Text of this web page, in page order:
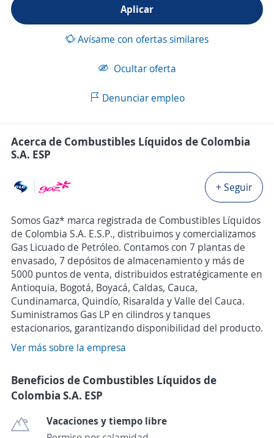
Aplicar
Avísame con ofertas similares
Ocultar oferta
Denunciar empleo
Acerca de Combustibles Líquidos de Colombia
S.A. ESP
+ Seguir
Somos Gaz* marca registrada de Combustibles Líquidos
de Colombia S.A. E.S.P., distribuimos y comercializamos
Gas Licuado de Petróleo. Contamos con 7 plantas de
envasado, 7 depósitos de almacenamiento y más de
5000 puntos de venta, distribuidos estratégicamente en
Antioquia, Bogotá, Boyacá, Caldas, Cauca,
Cundinamarca, Quindío, Risaralda y Valle del Cauca.
Suministramos Gas LP en cilindros y tanques
estacionarios, garantizando disponibilidad del producto.
Ver más sobre la empresa
Beneficios de Combustibles Líquidos de
Colombia S.A. ESP
Vacaciones y tiempo libre